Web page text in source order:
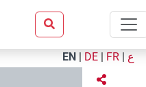
EN | DE | FR | ع